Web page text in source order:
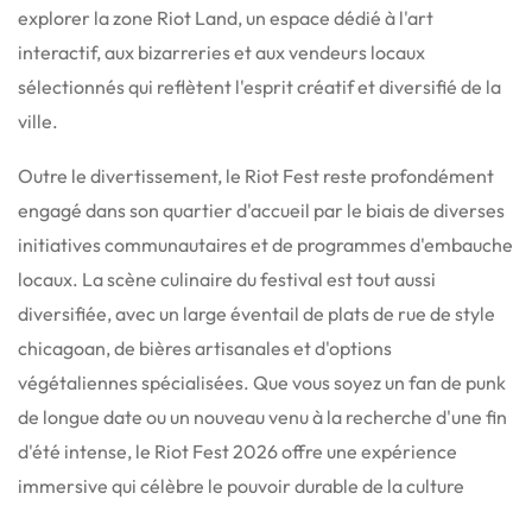
explorer la zone Riot Land, un espace dédié à l'art
interactif, aux bizarreries et aux vendeurs locaux
sélectionnés qui reflètent l'esprit créatif et diversifié de la
ville.
Outre le divertissement, le Riot Fest reste profondément
engagé dans son quartier d'accueil par le biais de diverses
initiatives communautaires et de programmes d'embauche
locaux. La scène culinaire du festival est tout aussi
diversifiée, avec un large éventail de plats de rue de style
chicagoan, de bières artisanales et d'options
végétaliennes spécialisées. Que vous soyez un fan de punk
de longue date ou un nouveau venu à la recherche d'une fin
d'été intense, le Riot Fest 2026 offre une expérience
immersive qui célèbre le pouvoir durable de la culture